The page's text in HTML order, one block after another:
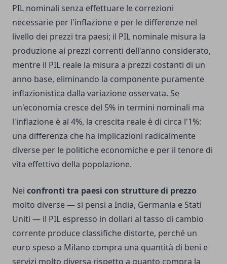
PIL nominali senza effettuare le correzioni
necessarie per l'inflazione e per le differenze nel
livello dei prezzi tra paesi; il PIL nominale misura la
produzione ai prezzi correnti dell'anno considerato,
mentre il PIL reale la misura a prezzi costanti di un
anno base, eliminando la componente puramente
inflazionistica dalla variazione osservata. Se
un'economia cresce del 5% in termini nominali ma
l'inflazione è al 4%, la crescita reale è di circa l'1%:
una differenza che ha implicazioni radicalmente
diverse per le politiche economiche e per il tenore di
vita effettivo della popolazione.
Nei confronti tra paesi con strutture di prezzo
molto diverse — si pensi a India, Germania e Stati
Uniti — il PIL espresso in dollari al tasso di cambio
corrente produce classifiche distorte, perché un
euro speso a Milano compra una quantità di beni e
servizi molto diversa rispetto a quanto compra la